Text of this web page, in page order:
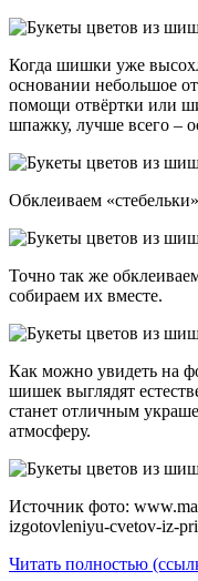
Когда шишки уже
основании небольшое
помощи отвёртки или
шпажку, лучше всего –
Обклеиваем
Точно так же
собираем их вместе.
Как можно увидеть на
шишек выглядят
станет отличным
атмосферу.
Источник фото:
izgotovleniyu-cvetov-iz-
Читать полностью